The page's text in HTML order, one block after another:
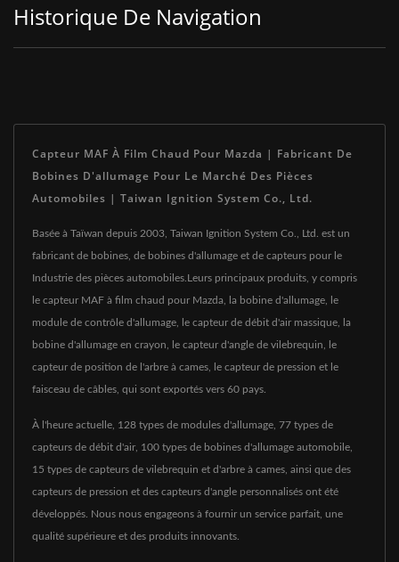
Historique De Navigation
Capteur MAF À Film Chaud Pour Mazda | Fabricant De
Bobines D'allumage Pour Le Marché Des Pièces
Automobiles | Taiwan Ignition System Co., Ltd.
Basée à Taïwan depuis 2003, Taiwan Ignition System Co., Ltd. est un
fabricant de bobines, de bobines d'allumage et de capteurs pour le
Industrie des pièces automobiles.Leurs principaux produits, y compris
le capteur MAF à film chaud pour Mazda, la bobine d'allumage, le
module de contrôle d'allumage, le capteur de débit d'air massique, la
bobine d'allumage en crayon, le capteur d'angle de vilebrequin, le
capteur de position de l'arbre à cames, le capteur de pression et le
faisceau de câbles, qui sont exportés vers 60 pays.
À l'heure actuelle, 128 types de modules d'allumage, 77 types de
capteurs de débit d'air, 100 types de bobines d'allumage automobile,
15 types de capteurs de vilebrequin et d'arbre à cames, ainsi que des
capteurs de pression et des capteurs d'angle personnalisés ont été
développés. Nous nous engageons à fournir un service parfait, une
qualité supérieure et des produits innovants.